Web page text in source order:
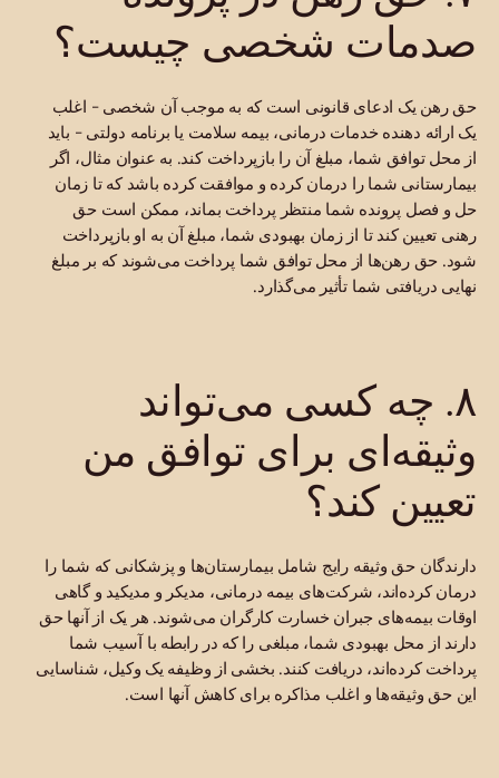
صدمات شخصی چیست؟
حق رهن یک ادعای قانونی است که به موجب آن شخصی - اغلب
یک ارائه دهنده خدمات درمانی، بیمه سلامت یا برنامه دولتی - باید
از محل توافق شما، مبلغ آن را بازپرداخت کند. به عنوان مثال، اگر
بیمارستانی شما را درمان کرده و موافقت کرده باشد که تا زمان
حل و فصل پرونده شما منتظر پرداخت بماند، ممکن است حق
رهنی تعیین کند تا از زمان بهبودی شما، مبلغ آن به او بازپرداخت
شود. حق رهن‌ها از محل توافق شما پرداخت می‌شوند که بر مبلغ
نهایی دریافتی شما تأثیر می‌گذارد.
۸. چه کسی می‌تواند
وثیقه‌ای برای توافق من
تعیین کند؟
دارندگان حق وثیقه رایج شامل بیمارستان‌ها و پزشکانی که شما را
درمان کرده‌اند، شرکت‌های بیمه درمانی، مدیکر و مدیکید و گاهی
اوقات بیمه‌های جبران خسارت کارگران می‌شوند. هر یک از آنها حق
دارند از محل بهبودی شما، مبلغی را که در رابطه با آسیب شما
پرداخت کرده‌اند، دریافت کنند. بخشی از وظیفه یک وکیل، شناسایی
این حق وثیقه‌ها و اغلب مذاکره برای کاهش آنها است.